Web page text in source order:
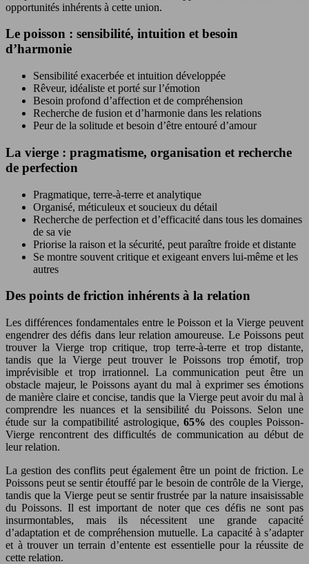
opportunités inhérents à cette union.
Le poisson : sensibilité, intuition et besoin
d’harmonie
Sensibilité exacerbée et intuition développée
Rêveur, idéaliste et porté sur l’émotion
Besoin profond d’affection et de compréhension
Recherche de fusion et d’harmonie dans les relations
Peur de la solitude et besoin d’être entouré d’amour
La vierge : pragmatisme, organisation et recherche
de perfection
Pragmatique, terre-à-terre et analytique
Organisé, méticuleux et soucieux du détail
Recherche de perfection et d’efficacité dans tous les domaines
de sa vie
Priorise la raison et la sécurité, peut paraître froide et distante
Se montre souvent critique et exigeant envers lui-même et les
autres
Des points de friction inhérents à la relation
Les différences fondamentales entre le Poisson et la Vierge peuvent
engendrer des défis dans leur relation amoureuse. Le Poissons peut
trouver la Vierge trop critique, trop terre-à-terre et trop distante,
tandis que la Vierge peut trouver le Poissons trop émotif, trop
imprévisible et trop irrationnel. La communication peut être un
obstacle majeur, le Poissons ayant du mal à exprimer ses émotions
de manière claire et concise, tandis que la Vierge peut avoir du mal à
comprendre les nuances et la sensibilité du Poissons. Selon une
étude sur la compatibilité astrologique, 65%des couples Poisson-
Vierge rencontrent des difficultés de communication au début de
leur relation.
La gestion des conflits peut également être un point de friction. Le
Poissons peut se sentir étouffé par le besoin de contrôle de la Vierge,
tandis que la Vierge peut se sentir frustrée par la nature insaisissable
du Poissons. Il est important de noter que ces défis ne sont pas
insurmontables, mais ils nécessitent une grande capacité
d’adaptation et de compréhension mutuelle. La capacité à s’adapter
et à trouver un terrain d’entente est essentielle pour la réussite de
cette relation.